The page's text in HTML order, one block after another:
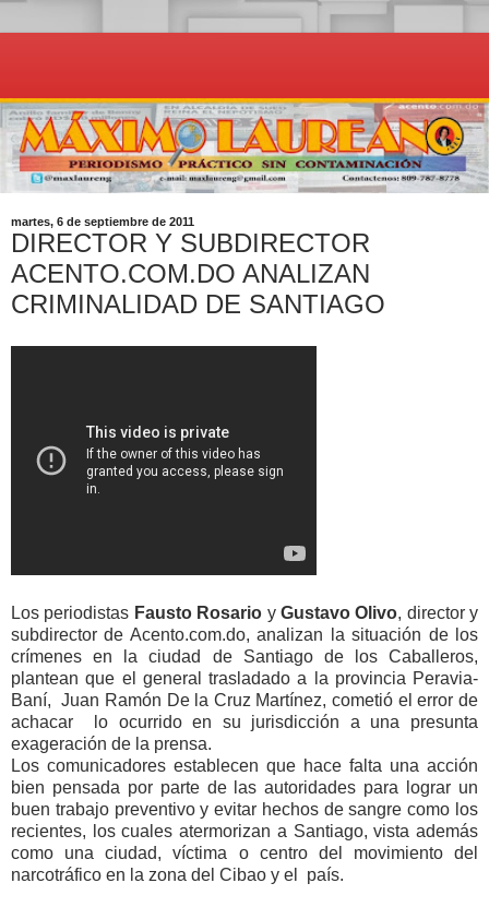
martes, 6 de septiembre de 2011
DIRECTOR Y SUBDIRECTOR
ACENTO.COM.DO ANALIZAN
CRIMINALIDAD DE SANTIAGO
Los periodistas Fausto Rosario yGustavo Olivo, director y
subdirector de Acento.com.do, analizan la situación de los
crímenes en la ciudad de Santiago de los Caballeros,
plantean que el general trasladado a la provincia Peravia-
Baní, Juan Ramón De la Cruz Martínez, cometió el error de
achacar lo ocurrido en su jurisdicción a una presunta
exageración de la prensa.
Los comunicadores establecen que hace falta una acción
bien pensada por parte de las autoridades para lograr un
buen trabajo preventivo y evitar hechos de sangre como los
recientes, los cuales atermorizan a Santiago, vista además
como una ciudad, víctima o centro del movimiento del
narcotráfico en la zona del Cibao y el país.